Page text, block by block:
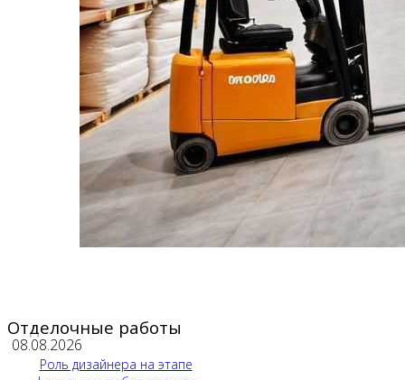
Отделочные работы
08.08.2026
Роль дизайнера на этапе